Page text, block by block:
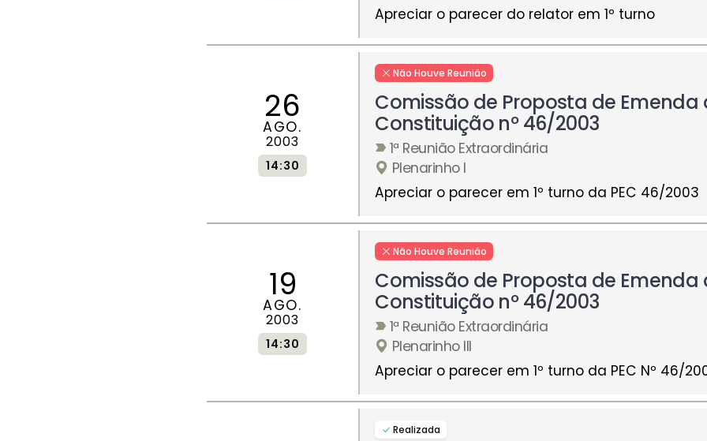
Apreciar o parecer do relator em 1º turno
26
AGO.
2003
14:30
Não Houve Reunião
Comissão de Proposta de Emenda
Constituição nº 46/2003
1ª Reunião Extraordinária
Plenarinho I
Apreciar o parecer em 1º turno da PEC 46/2003
19
AGO.
2003
14:30
Não Houve Reunião
Comissão de Proposta de Emenda
Constituição nº 46/2003
1ª Reunião Extraordinária
Plenarinho III
Apreciar o parecer em 1º turno da PEC Nº 46/
Realizada